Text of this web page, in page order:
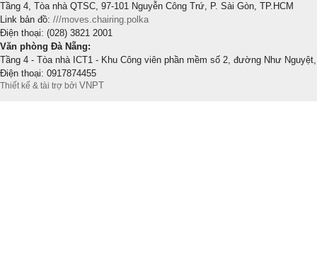
Tầng 4, Tòa nhà QTSC, 97-101 Nguyễn Công Trứ, P. Sài Gòn, TP.HCM
Link bản đồ: ///moves.chairing.polka
Điện thoại: (028) 3821 2001
Văn phòng Đà Nẵng:
Tầng 4 - Tòa nhà ICT1 - Khu Công viên phần mềm số 2, đường Như
Điện thoại: 0917874455
Thiết kế & tài trợ bởi VNPT